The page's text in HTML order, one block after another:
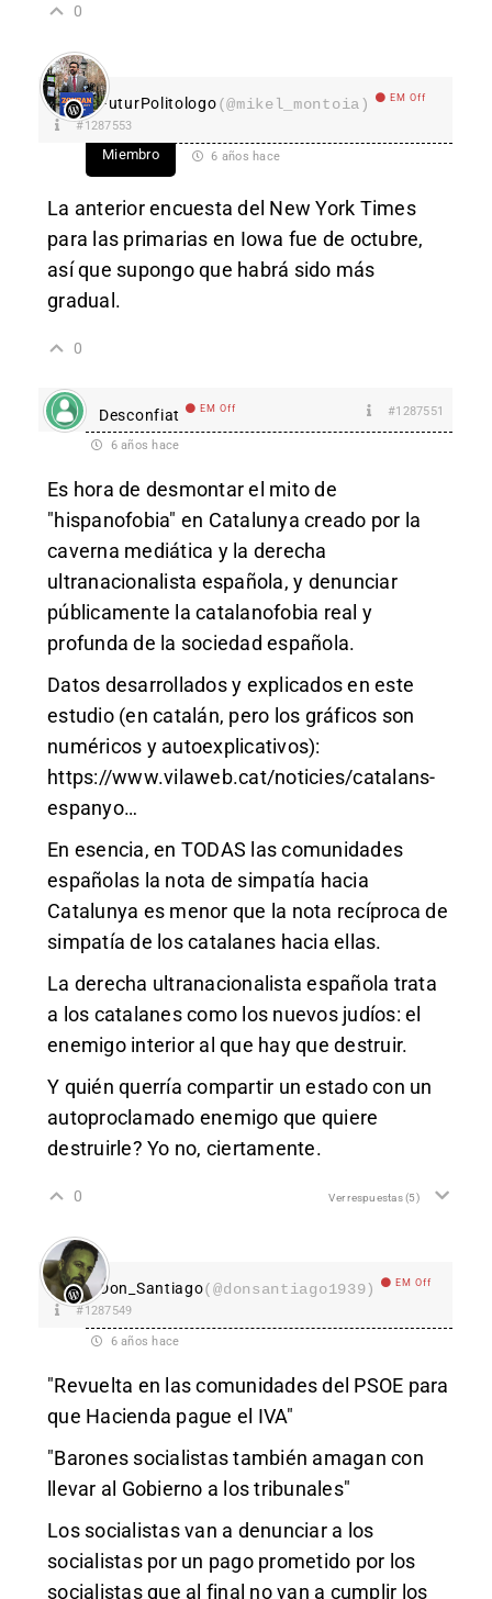
0
FuturPolitologo(@mikel_montoia) EM Off
#1287553
Miembro 6 años hace
La anterior encuesta del New York Times
para las primarias en Iowa fue de octubre,
así que supongo que habrá sido más
gradual.
0
Desconfiat EM Off #1287551
6 años hace
Es hora de desmontar el mito de
"hispanofobia" en Catalunya creado por la
caverna mediática y la derecha
ultranacionalista española, y denunciar
públicamente la catalanofobia real y
profunda de la sociedad española.
Datos desarrollados y explicados en este
estudio (en catalán, pero los gráficos son
numéricos y autoexplicativos):
https://www.vilaweb.cat/noticies/catalans-
espanyo…
En esencia, en TODAS las comunidades
españolas la nota de simpatía hacia
Catalunya es menor que la nota recíproca de
simpatía de los catalanes hacia ellas.
La derecha ultranacionalista española trata
a los catalanes como los nuevos judíos: el
enemigo interior al que hay que destruir.
Y quién querría compartir un estado con un
autoproclamado enemigo que quiere
destruirle? Yo no, ciertamente.
0 Ver respuestas(5)
Don_Santiago(@donsantiago1939) EM Off
#1287549
6 años hace
"Revuelta en las comunidades del PSOE para
que Hacienda pague el IVA"
"Barones socialistas también amagan con
llevar al Gobierno a los tribunales"
Los socialistas van a denunciar a los
socialistas por un pago prometido por los
socialistas que al final no van a cumplir los